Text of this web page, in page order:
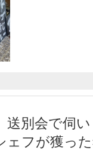
送別会で伺
ェフが獲っ